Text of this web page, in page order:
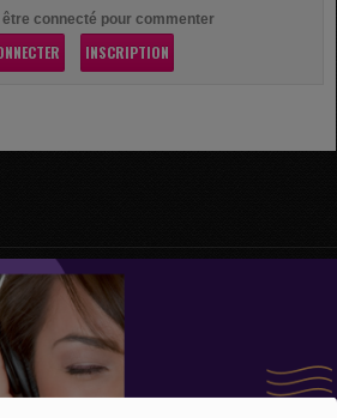
être connecté pour commenter
INSCRIPTION